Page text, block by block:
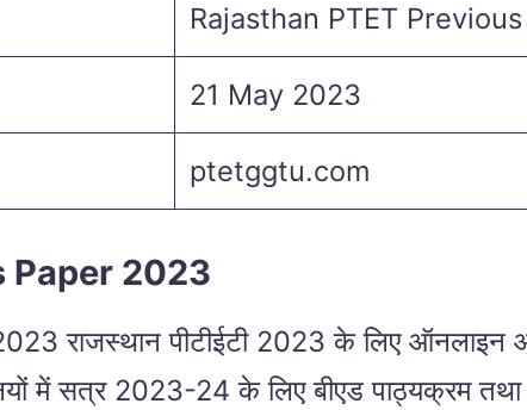
Rajasthan PTET
21 May 2023
ptetggtu.com
Paper 2023
राजस्थान पीटीईटी 2023 के लिए
में सत्र 2023-24 के लिए बीएड पाठ्यक्रम तथा